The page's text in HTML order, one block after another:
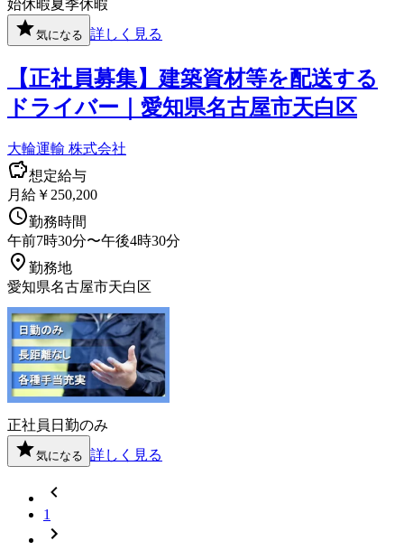
始休暇夏季休暇
気になる 詳しく見る
【正社員募集】建築資材等を配送する
ドライバー｜愛知県名古屋市天白区
大輪運輸 株式会社
想定給与
月給￥250,200
勤務時間
午前7時30分〜午後4時30分
勤務地
愛知県名古屋市天白区
正社員 日勤のみ
気になる 詳しく見る
1